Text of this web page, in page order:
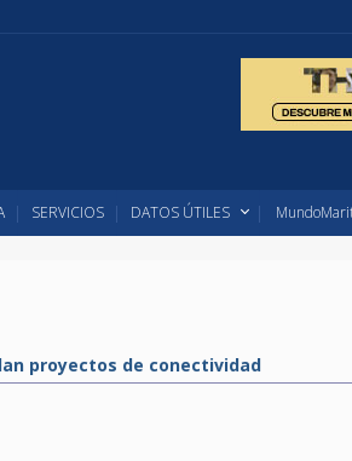
SERVICIOS DATOS ÚTILES
proyectos de conectividad